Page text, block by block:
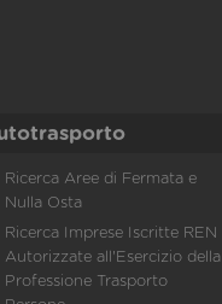
Ricerca Aree di Fermata e
Nulla Osta
Ricerca Imprese Iscritte REN
Autorizzate all'Esercizio della
Professione Trasporto